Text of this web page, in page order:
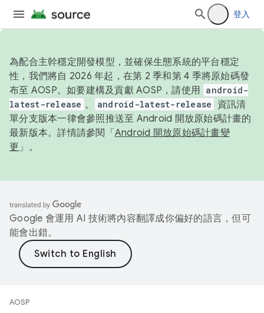
登入
為配合主幹穩定開發模型，並確保生態系統的平台穩定
性，我們將自 2026 年起，在第 2 季和第 4 季將原始碼發
布至 AOSP。如要建構及貢獻 AOSP，請使用 android-
latest-release 。 android-latest-release
資訊清
單分支版本一律會參照推送至 Android 開放原始碼計畫的
最新版本。詳情請參閱「 Android 開放原始碼計畫變
更 」。
Google 會運用 AI 技術將內容翻譯成你偏好的語言，但可
能會出錯。
AOSP